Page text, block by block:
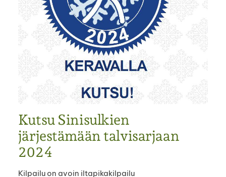
Kutsu Sinisulkien
järjestämään talvisarjaan
2024
Kilpailu on avoin iltapikakilpailu